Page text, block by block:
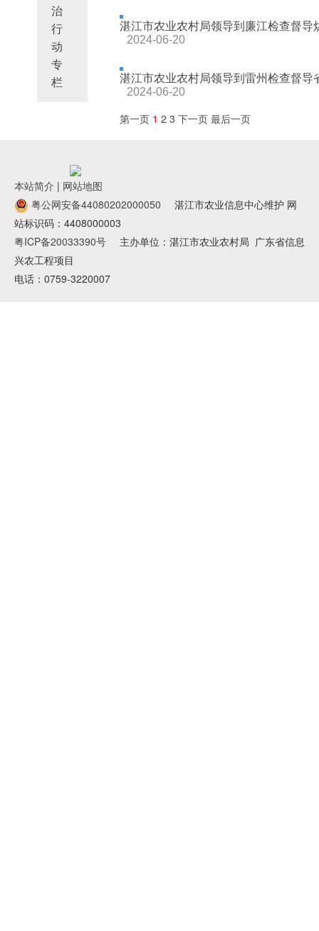
治
行
动
专
栏
湛江市农业农村局领导到廉江检查督导
2024-06-20
湛江市农业农村局领导到雷州检查督导
2024-06-20
第一页 123下一页最后一页
本站简介 | 网站地图
粤公网安备44080202000050
湛江市农业信息中心维护 网
站标识码：4408000003
粤ICP备20033390号
主办单位：湛江市农业农村局 广东省信息
兴农工程项目
电话：0759-3220007